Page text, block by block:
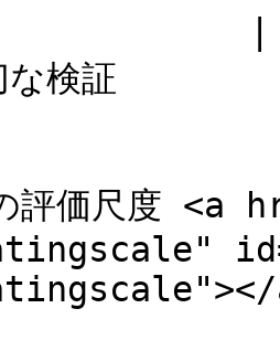
|
適切な検
評価尺度